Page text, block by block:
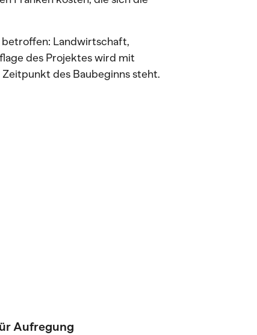
betroffen: Landwirtschaft,
des Projektes wird mit
des Baubeginns steht.
Aufregung